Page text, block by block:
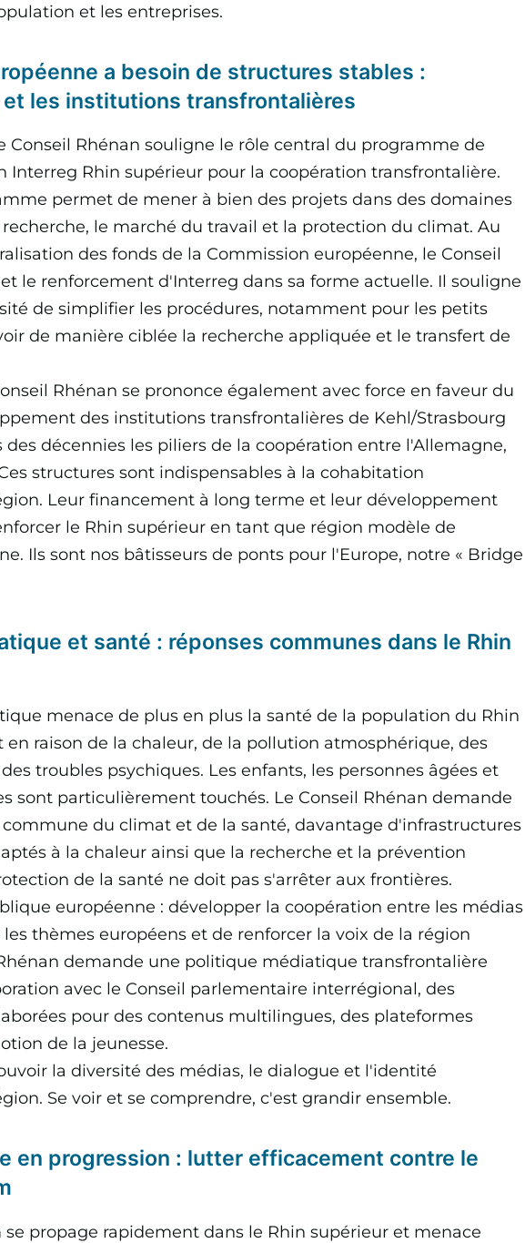
et les entreprises.
a besoin de structures stables :
les institutions transfrontalières
Conseil Rhénan souligne le rôle central du programme de
Interreg Rhin supérieur pour la coopération transfrontalière.
permet de mener à bien des projets dans des domaines
le marché du travail et la protection du climat. Au
des fonds de la Commission européenne, le Conseil
le renforcement d'Interreg dans sa forme actuelle. Il souligne
de simplifier les procédures, notamment pour les petits
de manière ciblée la recherche appliquée et le transfert de
Rhénan se prononce également avec force en faveur du
des institutions transfrontalières de Kehl/Strasbourg
décennies les piliers de la coopération entre l'Allemagne,
structures sont indispensables à la cohabitation
Leur financement à long terme et leur développement
le Rhin supérieur en tant que région modèle de
Ils sont nos bâtisseurs de ponts pour l'Europe, notre « Bridge
et santé : réponses communes dans le Rhin
menace de plus en plus la santé de la population du Rhin
raison de la chaleur, de la pollution atmosphérique, des
troubles psychiques. Les enfants, les personnes âgées et
sont particulièrement touchés. Le Conseil Rhénan demande
du climat et de la santé, davantage d'infrastructures
à la chaleur ainsi que la recherche et la prévention
de la santé ne doit pas s'arrêter aux frontières.
européenne : développer la coopération entre les médias
thèmes européens et de renforcer la voix de la région
demande une politique médiatique transfrontalière
avec le Conseil parlementaire interrégional, des
pour des contenus multilingues, des plateformes
de la jeunesse.
la diversité des médias, le dialogue et l'identité
Se voir et se comprendre, c'est grandir ensemble.
en progression : lutter efficacement contre le
propage rapidement dans le Rhin supérieur et menace